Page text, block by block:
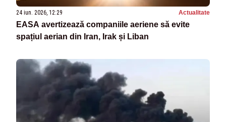
24 iun. 2026, 12:29 Actualitate
EASA avertizează companiile aeriene să evite
spațiul aerian din Iran, Irak și Liban